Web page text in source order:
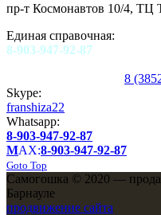
пр-т Космонавтов 10/4, ТЦ
Единая справочная:
8-903-947-92-87
8
Skype:
franshiza22
Whatsapp:
8-903-947-92-87
MAX:8-903-947-92-87
Goto Top
Самогошка © 2020 —
Барнауле
продвижение сайта